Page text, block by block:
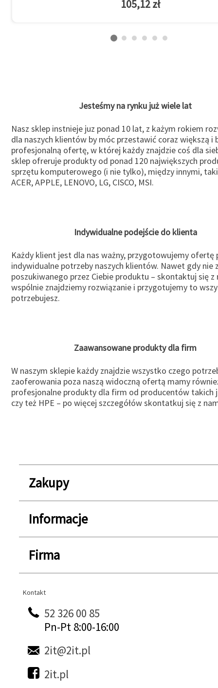
105,12 zł
Jesteśmy na rynku już wiele lat
Nasz sklep instnieje juz ponad 10 lat, z każym rokiem
dla naszych klientów by móc przestawić coraz większą i
profesjonalną ofertę, w której każdy znajdzie coś dla
sklep ofreruje produkty od ponad 120 największych
sprzętu komputerowego (i nie tylko), między innymi,
ACER, APPLE, LENOVO, LG, CISCO, MSI.
Indywidualne podejście do klienta
Każdy klient jest dla nas ważny, przygotowujemy ofertę
indywidualne potrzeby naszych klientów. Nawet gdy nie
poszukiwanego przez Ciebie produktu – skontaktuj się z
wspólnie znajdziemy rozwiązanie i przygotujemy to
potrzebujesz.
Zaawansowane produkty dla firm
W naszym sklepie każdy znajdzie wszystko czego
zaoferowania poza naszą widoczną ofertą mamy
profesjonalne produkty dla firm od producentów takich
czy też HPE – po więcej szczegółów skontatkuj się z
Zakupy
Informacje
Firma
Kontakt
Kontakt
52 326 00 85
Pn-Pt 8:00-16:00
2it@2it.pl
2it.pl